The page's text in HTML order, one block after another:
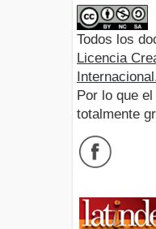
Todos los
Licencia
Por lo que
totalmente